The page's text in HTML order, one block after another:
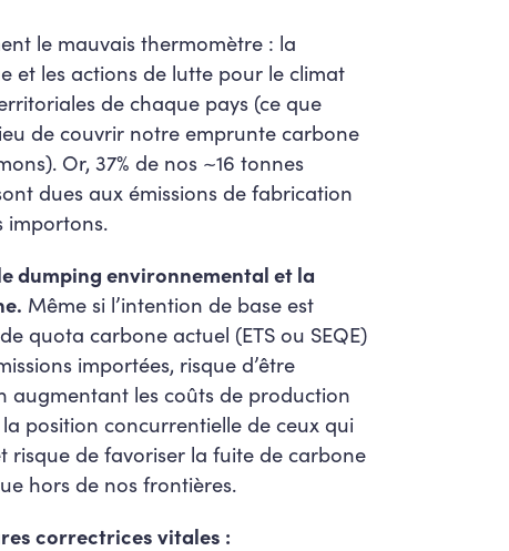
le mauvais thermomètre : la
et les actions de lutte pour le climat
de chaque pays (ce que
de couvrir notre emprunte carbone
Or, 37% de nos ~16 tonnes
dues aux émissions de fabrication
importons.
dumping environnemental et la
Même si l’intention de base est
quota carbone actuel (ETS ou SEQE)
importées, risque d’être
augmentant les coûts de production
position concurrentielle de ceux qui
risque de favoriser la fuite de carbone
hors de nos frontières.
correctrices vitales :